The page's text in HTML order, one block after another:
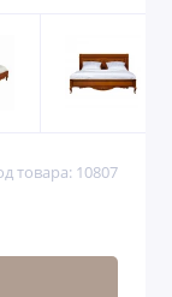
товара: 10807